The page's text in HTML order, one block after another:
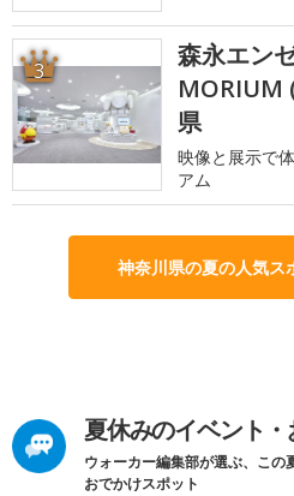
3
森永エン
MORIUM
県
映像と展示で
アム
神奈川県の夏の人気ス
夏休みのイベント
ウォーカー編集部が選ぶ、この
おでかけスポット